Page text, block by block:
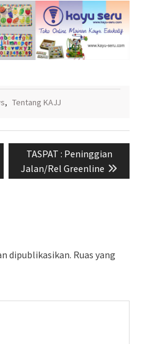
, Tentang KAJJ
Next
post:
TASPAT : Peninggian
Jalan/Rel Greenline
dipublikasikan. Ruas yang